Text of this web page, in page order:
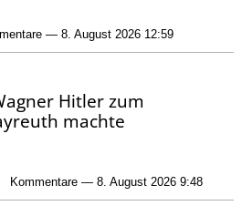
— 8. August 2026 12:59
Hitler zum
machte
Kommentare — 8. August 2026 9:48